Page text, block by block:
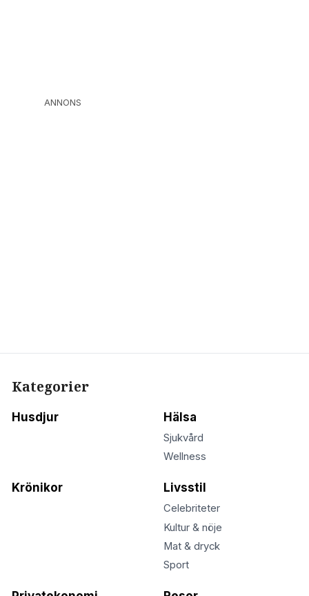
ANNONS
Kategorier
Husdjur Hälsa
Sjukvård
Wellness
Krönikor Livsstil
Celebriteter
Kultur & nöje
Mat & dryck
Sport